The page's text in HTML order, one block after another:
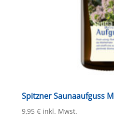
Spitzner Saunaaufguss
9,95 € inkl. Mwst.